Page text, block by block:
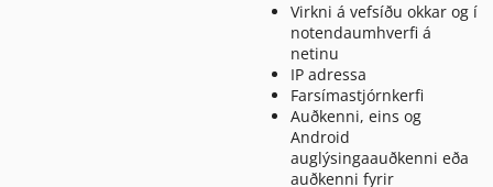
Virkni á vefsíðu okkar og í
notendaumhverfi á
netinu
IP adressa
Farsímastjórnkerfi
Auðkenni, eins og
Android
auglýsingaauðkenni eða
auðkenni fyrir